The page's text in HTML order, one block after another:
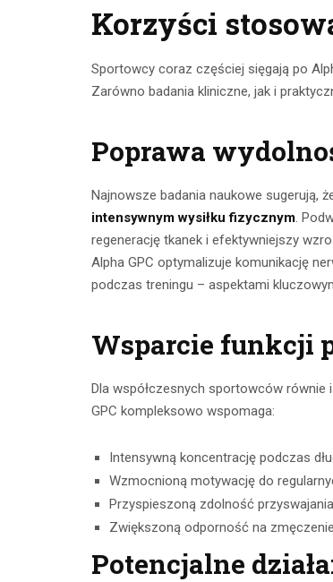
Korzyści
Sportowcy coraz częściej sięgają po
Zarówno badania kliniczne, jak i
Poprawa
Najnowsze badania naukowe sugerują,
intensywnym wysiłku fizycznym.
regenerację tkanek i efektywniejszy
Alpha GPC optymalizuje komunikację
podczas treningu – aspektami
Wsparcie funkcji
Dla współczesnych sportowców
GPC kompleksowo wspomaga:
Intensywną koncentrację podczas
Wzmocnioną motywację do
Przyspieszoną zdolność
Zwiększoną odporność na
Potencjalne